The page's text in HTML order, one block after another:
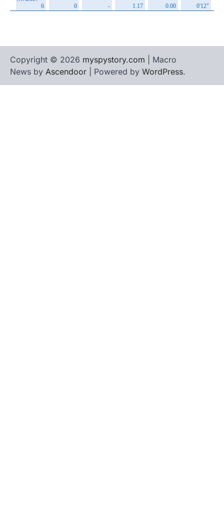
Copyright © 2026 myspystory.com | Macro
News by Ascendoor | Powered by WordPress.